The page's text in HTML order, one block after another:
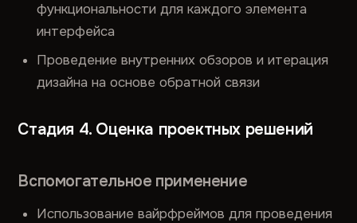
функциональности для каждого элемента
интерфейса
Проведение внутренних обзоров и итерация
дизайна на основе обратной связи
Стадия 4. Оценка проектных решений
Вспомогательное применение
Использование вайрфреймов для проведения